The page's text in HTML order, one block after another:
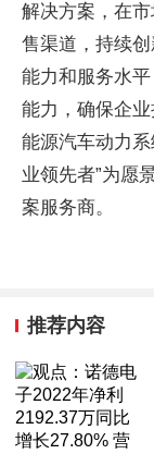
解决方案，在
售渠道，持续
能力和服务水
能力，确保企
能源汽车动力
业领先者”为愿
案服务商。
推荐内容